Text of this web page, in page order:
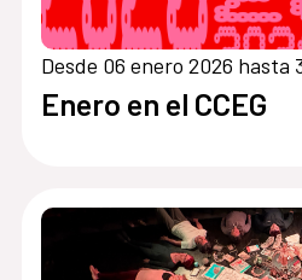
Desde 06 enero 2026 hasta
Enero en el CCEG